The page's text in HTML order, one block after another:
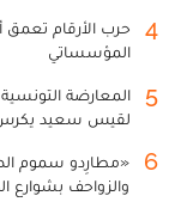
4
حرب الأرقام تعمق
المؤسساتي
5
المعارضة
لقيس سعيد يكرس
6
«مطارِدو سموم
والزواحف بشوارع